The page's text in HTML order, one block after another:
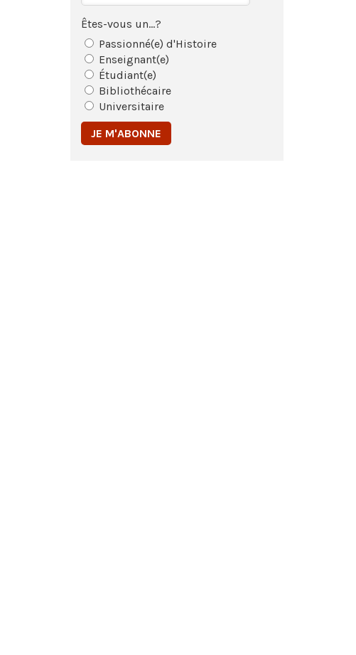
Êtes-vous un...?
Passionné(e) d'Histoire
Enseignant(e)
Étudiant(e)
Bibliothécaire
Universitaire